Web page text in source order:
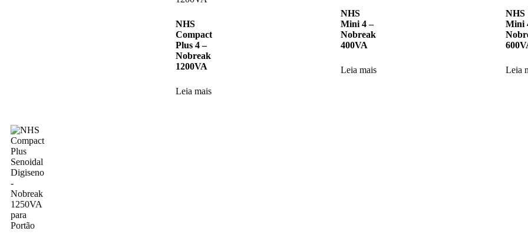
NHS
Compact
Plus 4 –
Nobreak
1200VA
Leia mais
NHS
Mini 4 –
Nobreak
400VA
Leia mais
NHS
Mini
Leia